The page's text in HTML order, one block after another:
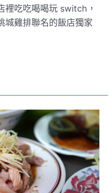
裡吃吃喝喝玩 switch，
城雞排聯名的飯店獨家